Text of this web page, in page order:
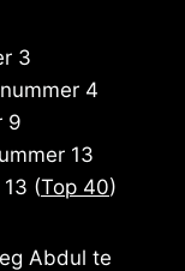
3
4
9
13
(Top 40)
Abdul te